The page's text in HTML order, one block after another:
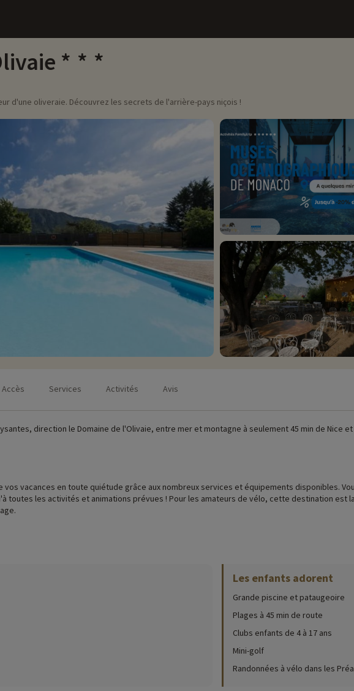
d'une oliveraie. Découvrez les secrets de l'arrière-pays niçois !
Accès Services Activités Avis
direction le Domaine de l'Olivaie, entre mer et montagne à seulement 45 min de Nice
vacances en toute quiétude grâce aux nombreux services et équipements disponibles.
amateurs de vélo, cette destination est labelisée accueil vélo, vous pourrez donc profiter d'un local
apprécierez la vue sur les villages perchés et les pics de Mercantour à couper le souffle !
activités à faire sur place (date d'ouverture, âge pour les club, contenu du pack bébé...),
vous profiterez de plusieurs activités. Tout d'abord vous pourrez vous rafraichir dans la
de jeux pour les plus petits ou encore le mini golf ! Pour les amateurs de sports, vous
très animé. Des clubs enfants sont proposés pour les 4 à 17 ans, tous répartis en
Les enfants adorent
Grande piscine et pataugeoire
Plages à 45 min de route
Clubs enfants de 4 à 17 ans
Mini-golf
Randonnées à vélo dans les